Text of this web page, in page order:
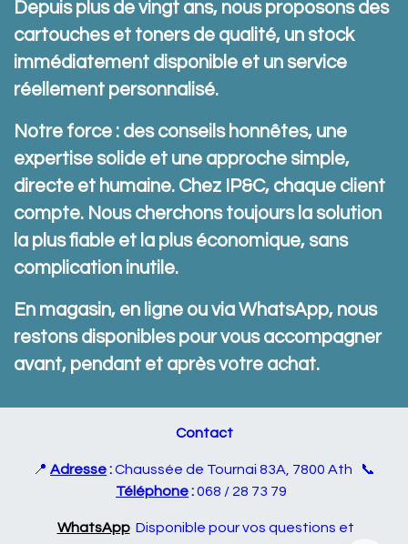
Depuis plus de vingt ans, nous proposons des
cartouches et toners de qualité, un stock
immédiatement disponible et un service
réellement personnalisé.
Notre force : des conseils honnêtes, une
expertise solide et une approche simple,
directe et humaine. Chez IP&C, chaque client
compte. Nous cherchons toujours la solution
la plus fiable et la plus économique, sans
complication inutile.
En magasin, en ligne ou via WhatsApp, nous
restons disponibles pour vous accompagner
avant, pendant et après votre achat.
Contact
📍 Adresse:Chaussée de Tournai 83A, 7800 Ath 📞
Téléphone:068 / 28 73 79
WhatsApp Disponible pour vos questions et